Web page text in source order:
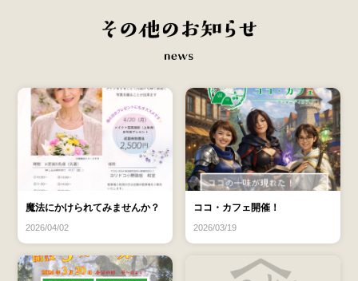
魔法にかけられてみませんか？
2026/04/02
ココ・カフェ開催！
2026/03/19